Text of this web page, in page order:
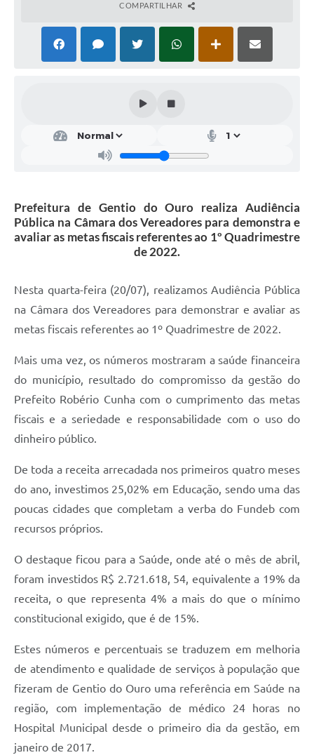
Legislação
Editais
Diário Oficial
COMPARTILHAR
Prefeitura de Gentio do Ouro realiza Audiência
Pública na Câmara dos Vereadores para demonstra e
avaliar as metas fiscais referentes ao 1º Quadrimestre
de 2022.
Nesta quarta-feira (20/07), realizamos Audiência Pública
na Câmara dos Vereadores para demonstrar e avaliar as
metas fiscais referentes ao 1º Quadrimestre de 2022.
Mais uma vez, os números mostraram a saúde financeira
do município, resultado do compromisso da gestão do
Prefeito Robério Cunha com o cumprimento das metas
fiscais e a seriedade e responsabilidade com o uso do
dinheiro público.
De toda a receita arrecadada nos primeiros quatro meses
do ano, investimos 25,02% em Educação, sendo uma das
poucas cidades que completam a verba do Fundeb com
recursos próprios.
O destaque ficou para a Saúde, onde até o mês de abril,
foram investidos R$ 2.721.618, 54, equivalente a 19% da
receita, o que representa 4% a mais do que o mínimo
constitucional exigido, que é de 15%.
Estes números e percentuais se traduzem em melhoria
de atendimento e qualidade de serviços à população que
fizeram de Gentio do Ouro uma referência em Saúde na
região, com implementação de médico 24 horas no
Hospital Municipal desde o primeiro dia da gestão, em
janeiro de 2017.